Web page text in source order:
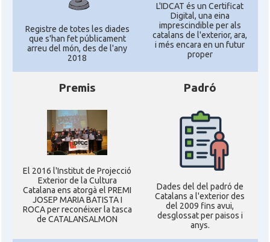
Registre de totes les diades
que s'han fet públicament
arreu del món, des de l'any
2018
L'IDCAT és un Certificat
Digital, una eina
imprescindible per als
catalans de l'exterior, ara,
i més encara en un futur
proper
Premis
El 2016 l'Institut de Projecció
Exterior de la Cultura
Catalana ens atorgà el PREMI
JOSEP MARIA BATISTA I
ROCA per reconéixer la tasca
de CATALANSALMON
Padró
Dades del del padró de
Catalans a l'exterior des
del 2009 fins avui,
desglossat per paisos i
anys.